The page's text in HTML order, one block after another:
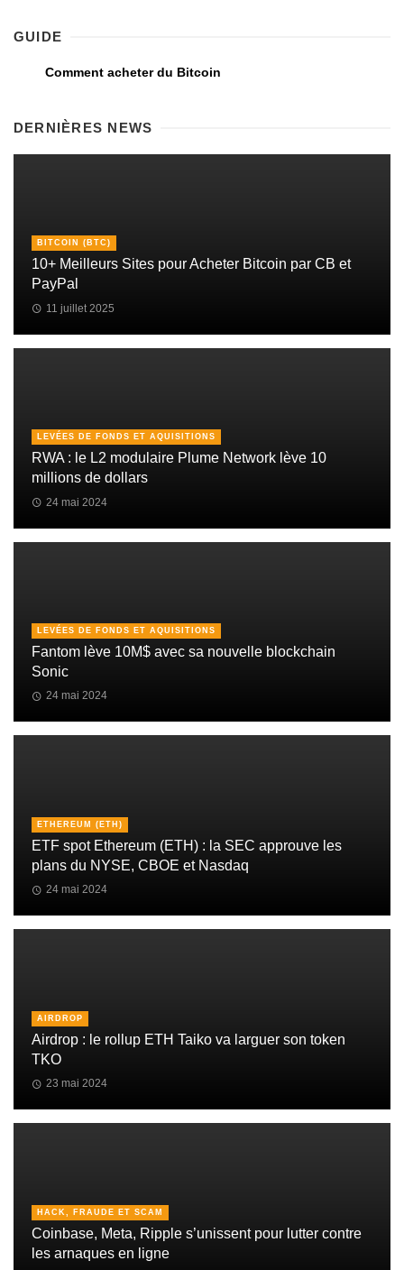
GUIDE
Comment acheter du Bitcoin
DERNIÈRES NEWS
BITCOIN (BTC)
10+ Meilleurs Sites pour Acheter Bitcoin par CB et
PayPal
11 juillet 2025
LEVÉES DE FONDS ET AQUISITIONS
RWA : le L2 modulaire Plume Network lève 10
millions de dollars
24 mai 2024
LEVÉES DE FONDS ET AQUISITIONS
Fantom lève 10M$ avec sa nouvelle blockchain
Sonic
24 mai 2024
ETHEREUM (ETH)
ETF spot Ethereum (ETH) : la SEC approuve les
plans du NYSE, CBOE et Nasdaq
24 mai 2024
AIRDROP
Airdrop : le rollup ETH Taiko va larguer son token
TKO
23 mai 2024
HACK, FRAUDE ET SCAM
Coinbase, Meta, Ripple s’unissent pour lutter contre
les arnaques en ligne